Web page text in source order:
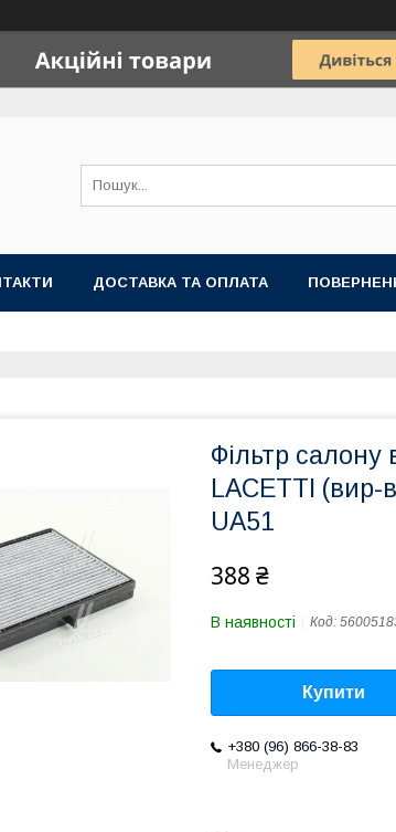
ДОСТАВКА ТА ОПЛАТА
Фільтр салону
LACETTI (вир-
UA51
388 ₴
В наявності Код:
Купити
+380 (96) 866-38-83
Менеджер